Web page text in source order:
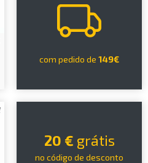
com pedido de 149€
20 € grátis
no código de desconto